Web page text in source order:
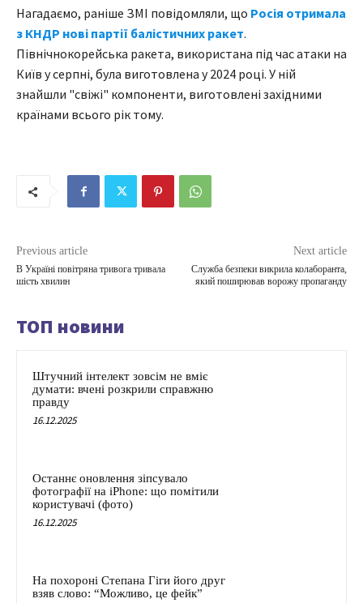
Нагадаємо, раніше ЗМІ повідомляли, що Росія отримала
з КНДР нові партії балістичних ракет.
Північнокорейська ракета, використана під час атаки на
Київ у серпні, була виготовлена у 2024 році. У ній
знайшли "свіжі" компоненти, виготовлені західними
країнами всього рік тому.
Previous article
В Україні повітряна тривога тривала
шість хвилин
Next article
Служба безпеки викрила колаборанта,
який поширював ворожу пропаганду
ТОП новини
Штучний інтелект зовсім не вміє
думати: вчені розкрили справжню
правду
16.12.2025
Останнє оновлення зіпсувало
фотографії на iPhone: що помітили
користувачі (фото)
16.12.2025
На похороні Степана Гіги його друг
взяв слово: “Можливо, це фейк”